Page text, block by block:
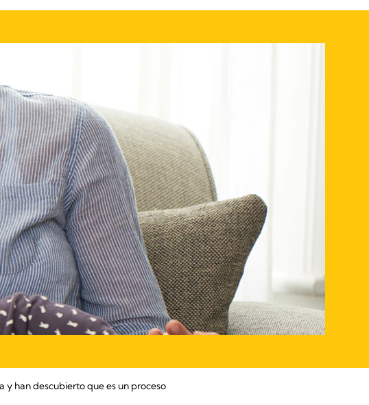
y han descubierto que es un proceso